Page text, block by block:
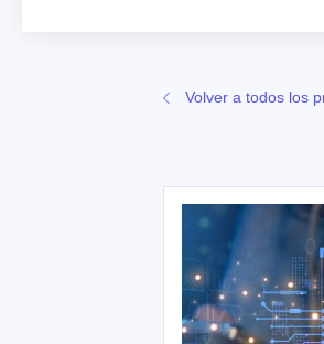
Volver a todos los